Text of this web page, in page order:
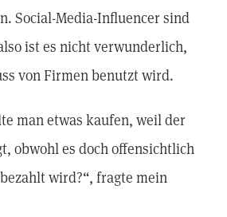
Social-Media-Influencer sind
ist es nicht verwunderlich,
von Firmen benutzt wird.
man etwas kaufen, weil der
obwohl es doch offensichtlich
wird?“, fragte mein